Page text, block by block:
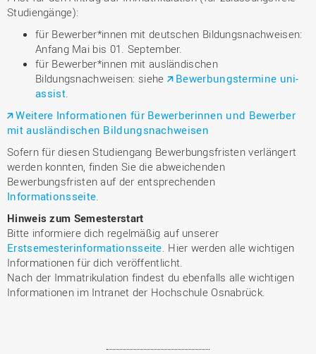
Studiengänge):
für Bewerber*innen mit deutschen Bildungsnachweisen:
Anfang Mai bis 01. September.
für Bewerber*innen mit ausländischen
Bildungsnachweisen: siehe
Bewerbungstermine uni-
assist.
Weitere Informationen für Bewerberinnen und Bewerber
mit ausländischen Bildungsnachweisen
Sofern für diesen Studiengang Bewerbungsfristen verlängert
werden konnten, finden Sie die abweichenden
Bewerbungsfristen auf der entsprechenden
Informationsseite.
Hinweis zum Semesterstart
Bitte informiere dich regelmäßig auf unserer
Erstsemesterinformationsseite. Hier werden alle wichtigen
Informationen für dich veröffentlicht.
Nach der Immatrikulation findest du ebenfalls alle wichtigen
Informationen im Intranet der Hochschule Osnabrück.